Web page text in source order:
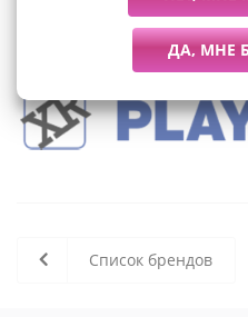
Список брендов